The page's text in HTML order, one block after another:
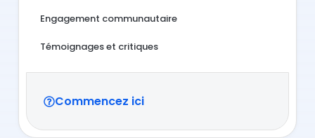
Engagement communautaire
Témoignages et critiques
Commencez ici